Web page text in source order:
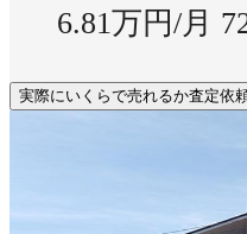
6.81万円/月
実際にいくらで売れるか査定依